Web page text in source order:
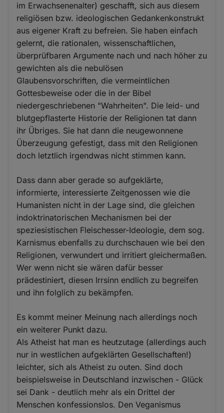
im Erwachsenenalter) geschafft, sich aus diesem
religiösen bzw. ideologischen Gedankenkonstrukt
aus eigener Kraft zu befreien. Sie haben einfach
gelernt, die rationalen, wissenschaftlichen,
überprüfbaren Argumente nach und nach höher zu
gewichten als die nebulösen
Glaubensvorschriften, die vermeintlichen
Gottesbeweise oder die in der Bibel
niedergeschriebenen "Wahrheiten". Die leid- und
blutgepflasterte Historie der Religionen tat dann
ihr Übriges. Sie hat dann die neugewonnene
Überzeugung gefestigt, dass mit den Religionen
doch letztlich irgendwas nicht stimmen kann.
Dass dann aber gerade so aufgeklärte,
informierte, interessierte Zeitgenossen wie die
Humanisten nicht in der Lage sind, die gleichen
indoktrinatorischen Mechanismen bei der
speziesistischen Fleischesser-Ideologie, dem sog.
Karnismus ebenfalls zu durchschauen wie bei den
Religionen, verwundert und irritiert gleichermaßen.
Wer wenn nicht sie wären dafür besser
prädestiniert, diesen Irrsinn endlich zu begreifen
und ihn folglich zu bekämpfen.
Es kommt meiner Meinung nach allerdings noch
ein weiterer Punkt dazu.
Als Atheist hat man es heutzutage (allerdings auch
nur in westlichen aufgeklärten Gesellschaften!)
leichter, sich als Atheist zu outen. Sind doch
beispielsweise in Deutschland inzwischen - Glück
sei Dank - deutlich mehr als ein Drittel der
Menschen konfessionslos. Den Veganismus